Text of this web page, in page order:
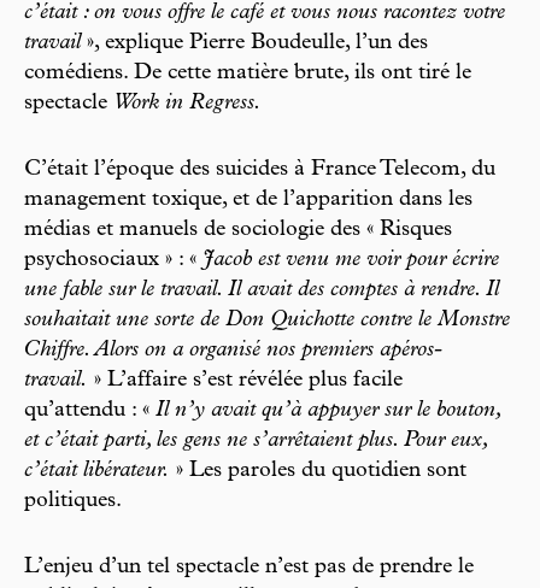
c’était : on vous offre le café et vous nous racontez votre
travail», explique Pierre Boudeulle, l’un des
comédiens. De cette matière brute, ils ont tiré le
spectacle Work in Regress.
C’était l’époque des suicides à France Telecom, du
management toxique, et de l’apparition dans les
médias et manuels de sociologie des « Risques
psychosociaux » : « Jacob est venu me voir pour écrire
une fable sur le travail. Il avait des comptes à rendre. Il
souhaitait une sorte de Don Quichotte contre le Monstre
Chiffre. Alors on a organisé nos premiers apéros-
travail. » L’affaire s’est révélée plus facile
qu’attendu : « Il n’y avait qu’à appuyer sur le bouton,
et c’était parti, les gens ne s’arrêtaient plus. Pour eux,
c’était libérateur. » Les paroles du quotidien sont
politiques.
L’enjeu d’un tel spectacle n’est pas de prendre le